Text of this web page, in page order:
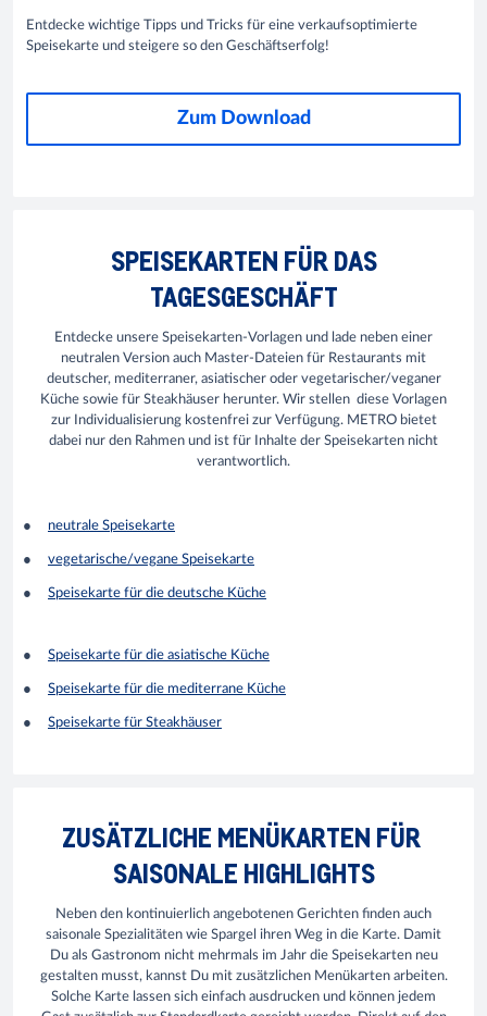
Entdecke wichtige Tipps und Tricks für eine verkaufsoptimierte
Speisekarte und steigere so den Geschäftserfolg!
Zum Download
SPEISEKARTEN FÜR DAS
TAGESGESCHÄFT
Entdecke unsere Speisekarten-Vorlagen und lade neben einer
neutralen Version auch Master-Dateien für Restaurants mit
deutscher, mediterraner, asiatischer oder vegetarischer/veganer
Küche sowie für Steakhäuser herunter. Wir stellen diese Vorlagen
zur Individualisierung kostenfrei zur Verfügung. METRO bietet
dabei nur den Rahmen und ist für Inhalte der Speisekarten nicht
verantwortlich.
neutrale Speisekarte
vegetarische/vegane Speisekarte
Speisekarte für die deutsche Küche
Speisekarte für die asiatische Küche
Speisekarte für die mediterrane Küche
Speisekarte für Steakhäuser
ZUSÄTZLICHE MENÜKARTEN FÜR
SAISONALE HIGHLIGHTS
Neben den kontinuierlich angebotenen Gerichten finden auch
saisonale Spezialitäten wie Spargel ihren Weg in die Karte. Damit
Du als Gastronom nicht mehrmals im Jahr die Speisekarten neu
gestalten musst, kannst Du mit zusätzlichen Menükarten arbeiten.
Solche Karte lassen sich einfach ausdrucken und können jedem